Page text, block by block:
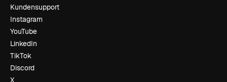
Kundensupport
Instagram
YouTube
LinkedIn
TikTok
Discord
X